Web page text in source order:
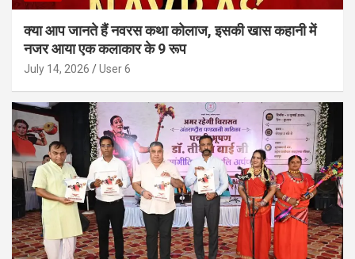
क्या आप जानते हैं नवरस कथा कोलाज, इसकी खास कहानी में
नजर आया एक कलाकार के 9 रूप
July 14, 2026 User 6